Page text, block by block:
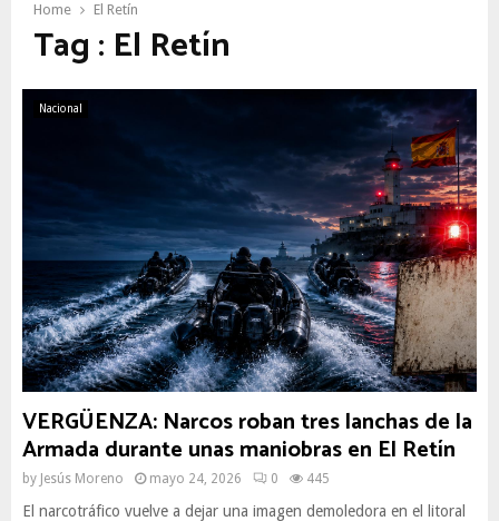
Home El Retín
Tag : El Retín
Nacional
VERGÜENZA: Narcos roban tres lanchas de la
Armada durante unas maniobras en El Retín
by Jesús Moreno mayo 24, 2026 0 445
El narcotráfico vuelve a dejar una imagen demoledora en el litoral